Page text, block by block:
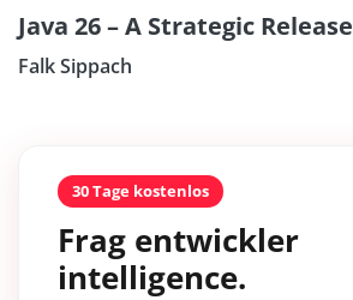
Java 26 – A Strategic Release
Falk Sippach
30 Tage kostenlos
Frag entwickler
intelligence.